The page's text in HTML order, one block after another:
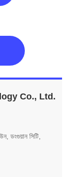
Co., Ltd.
ডংগুয়ান সিটি,